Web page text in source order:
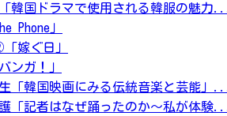
国ドラマで使用される韓服の魅力...
Phone」
嫁ぐ日」
ンガ！」
韓国映画にみる伝統音楽と芸能」...
記者はなぜ踊ったのか～私が体験...